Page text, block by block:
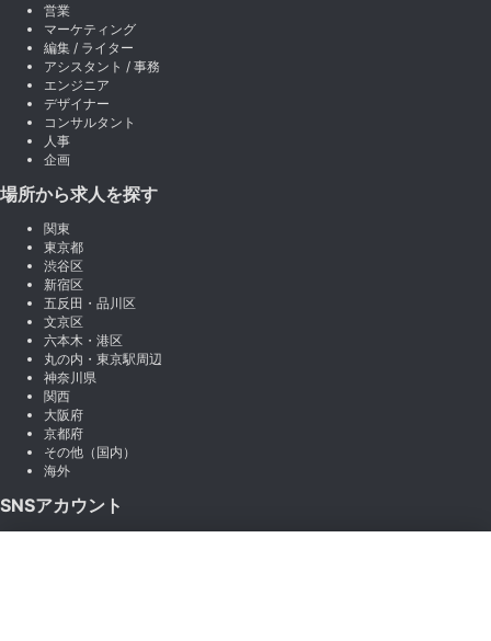
営業
マーケティング
編集 / ライター
アシスタント / 事務
エンジニア
デザイナー
コンサルタント
人事
企画
場所から求人を探す
関東
東京都
渋谷区
新宿区
五反田・品川区
文京区
六本木・港区
丸の内・東京駅周辺
神奈川県
関西
大阪府
京都府
その他（国内）
海外
SNSアカウント